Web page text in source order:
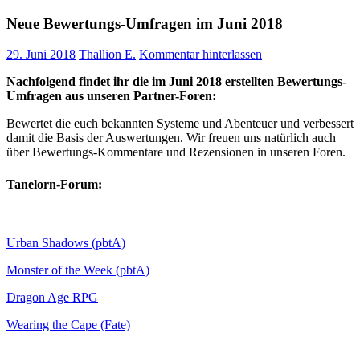
Neue Bewertungs-Umfragen im Juni 2018
29. Juni 2018 Thallion E. Kommentar hinterlassen
Nachfolgend findet ihr die im Juni 2018 erstellten Bewertungs-
Umfragen aus unseren Partner-Foren:
Bewertet die euch bekannten Systeme und Abenteuer und verbessert
damit die Basis der Auswertungen. Wir freuen uns natürlich auch
über Bewertungs-Kommentare und Rezensionen in unseren Foren.
Tanelorn-Forum:
Urban Shadows (pbtA)
Monster of the Week (pbtA)
Dragon Age RPG
Wearing the Cape (Fate)